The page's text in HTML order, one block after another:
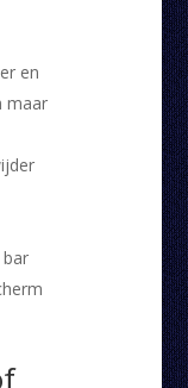
en
maar